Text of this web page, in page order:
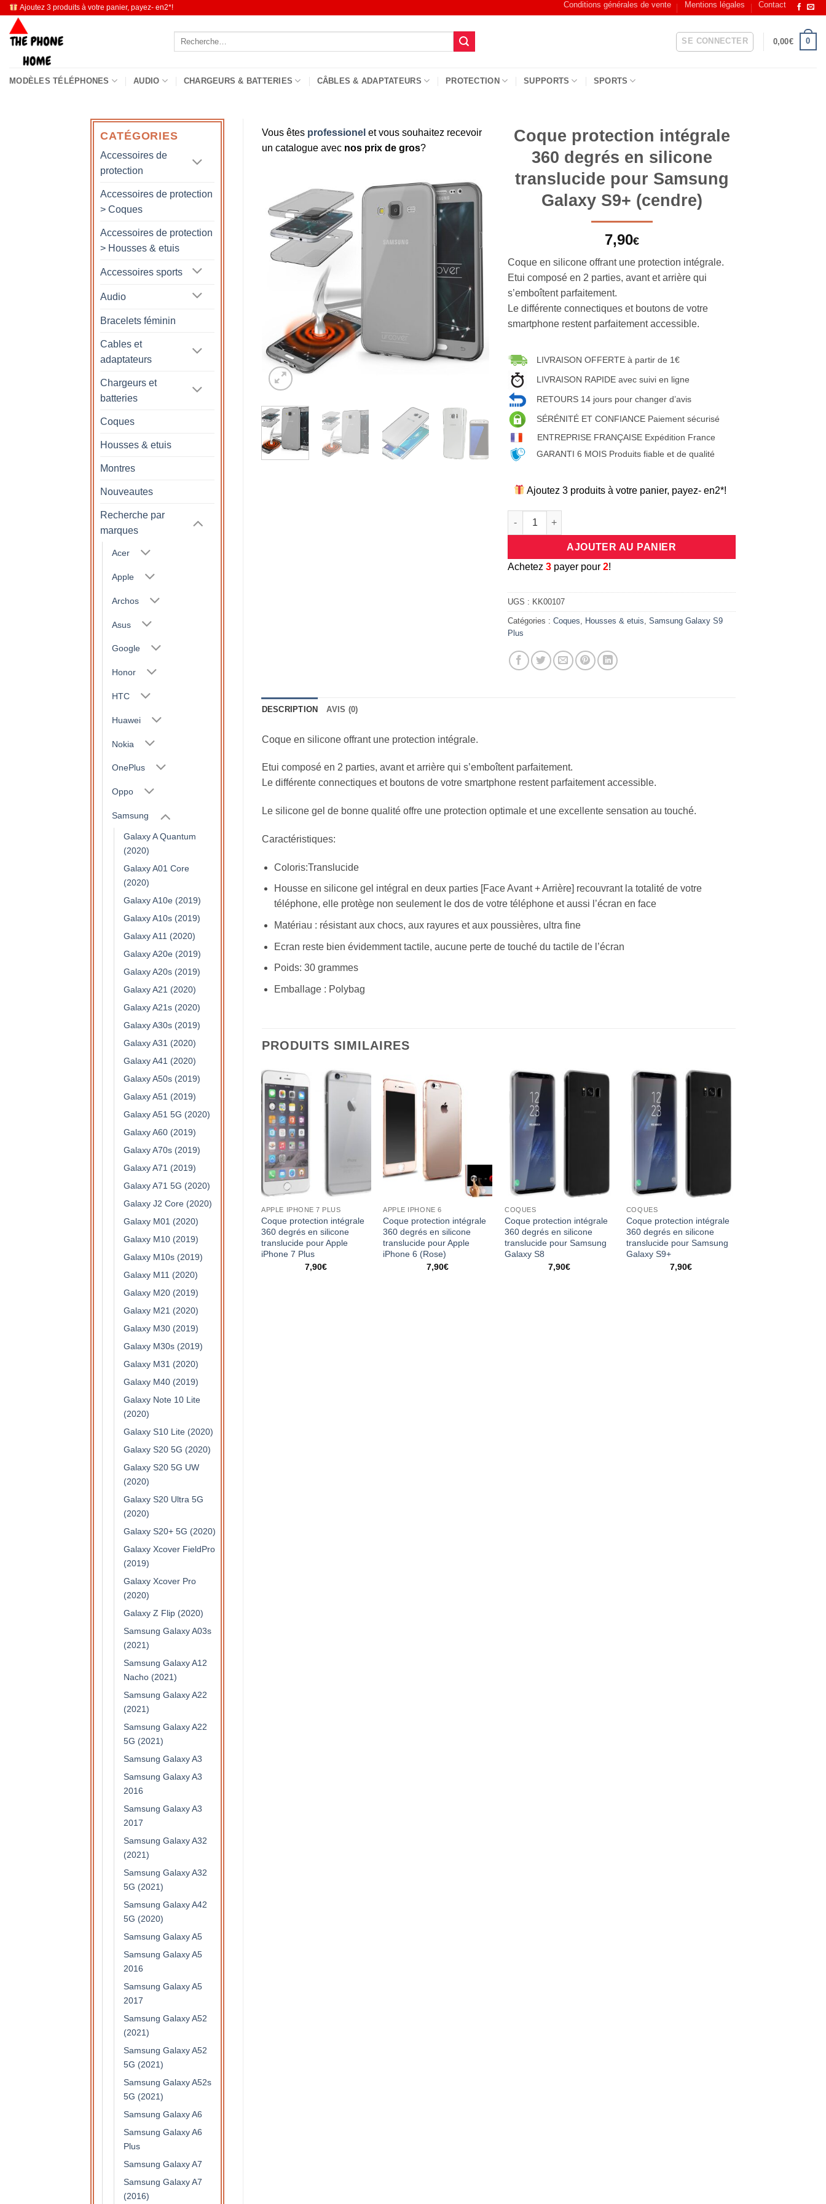
Passer
contenu
Ajoutez 3 produits à votre panier, payez- en2*! Conditions générales de vente Mentions légales Contact
Recherche
SE CONNECTER 0,00€ 0
MODÈLES TÉLÉPHONES AUDIO CHARGEURS & BATTERIES CÂBLES & ADAPTATEURS PROTECTION SUPPORTS SPORTS
CATÉGORIES
Accessoires de
protection
Accessoires de protection
> Coques
Accessoires de protection
> Housses & etuis
Accessoires sports
Audio
Bracelets féminin
Cables et
adaptateurs
Chargeurs et
batteries
Coques
Housses & etuis
Montres
Nouveautes
Recherche par
marques
Acer
Apple
Archos
Asus
Google
Honor
HTC
Huawei
Nokia
OnePlus
Oppo
Samsung
Galaxy A Quantum
(2020)
Galaxy A01 Core
(2020)
Galaxy A10e (2019)
Galaxy A10s (2019)
Galaxy A11 (2020)
Galaxy A20e (2019)
Galaxy A20s (2019)
Galaxy A21 (2020)
Galaxy A21s (2020)
Galaxy A30s (2019)
Galaxy A31 (2020)
Galaxy A41 (2020)
Galaxy A50s (2019)
Galaxy A51 (2019)
Galaxy A51 5G (2020)
Galaxy A60 (2019)
Galaxy A70s (2019)
Galaxy A71 (2019)
Galaxy A71 5G (2020)
Galaxy J2 Core (2020)
Galaxy M01 (2020)
Galaxy M10 (2019)
Galaxy M10s (2019)
Galaxy M11 (2020)
Galaxy M20 (2019)
Galaxy M21 (2020)
Galaxy M30 (2019)
Galaxy M30s (2019)
Galaxy M31 (2020)
Galaxy M40 (2019)
Galaxy Note 10 Lite
(2020)
Galaxy S10 Lite (2020)
Galaxy S20 5G (2020)
Galaxy S20 5G UW
(2020)
Galaxy S20 Ultra 5G
(2020)
Galaxy S20+ 5G (2020)
Galaxy Xcover FieldPro
(2019)
Galaxy Xcover Pro
(2020)
Galaxy Z Flip (2020)
Samsung Galaxy A03s
(2021)
Samsung Galaxy A12
Nacho (2021)
Samsung Galaxy A22
(2021)
Samsung Galaxy A22
5G (2021)
Samsung Galaxy A3
Samsung Galaxy A3
2016
Samsung Galaxy A3
2017
Samsung Galaxy A32
(2021)
Samsung Galaxy A32
5G (2021)
Samsung Galaxy A42
5G (2020)
Samsung Galaxy A5
Samsung Galaxy A5
2016
Samsung Galaxy A5
2017
Samsung Galaxy A52
(2021)
Samsung Galaxy A52
5G (2021)
Samsung Galaxy A52s
5G (2021)
Samsung Galaxy A6
Samsung Galaxy A6
Plus
Samsung Galaxy A7
Samsung Galaxy A7
(2016)
Vous êtes professionel et vous souhaitez recevoir
un catalogue avec nos prix de gros?
Coque protection intégrale
360 degrés en silicone
translucide pour Samsung
Galaxy S9+ (cendre)
7,90€
Coque en silicone offrant une protection intégrale.
Etui composé en 2 parties, avant et arrière qui
s’emboîtent parfaitement.
Le différente connectiques et boutons de votre
smartphone restent parfaitement accessible.
LIVRAISON OFFERTE à partir de 1€
LIVRAISON RAPIDE avec suivi en ligne
RETOURS 14 jours pour changer d’avis
SÉRÉNITÉ ET CONFIANCE Paiement sécurisé
ENTREPRISE FRANÇAISE Expédition France
GARANTI 6 MOIS Produits fiable et de qualité
Ajoutez 3 produits à votre panier, payez- en2*!
quantité de Coque protection intégrale 360 degrés en silicone translucide
AJOUTER AU PANIER
Achetez3 payer pour2!
UGS : KK00107
Catégories :Coques Housses & etuis ,Samsung Galaxy S9
Plus
DESCRIPTION AVIS (0)
Coque en silicone offrant une protection intégrale.
Etui composé en 2 parties, avant et arrière qui s’emboîtent parfaitement.
Le différente connectiques et boutons de votre smartphone restent parfaitement accessible.
Le silicone gel de bonne qualité offre une protection optimale et une excellente sensation au touché.
Caractéristiques:
Coloris:Translucide
Housse en silicone gel intégral en deux parties [Face Avant + Arrière] recouvrant la totalité de votre
téléphone, elle protège non seulement le dos de votre téléphone et aussi l’écran en face
Matériau : résistant aux chocs, aux rayures et aux poussières, ultra fine
Ecran reste bien évidemment tactile, aucune perte de touché du tactile de l’écran
Poids: 30 grammes
Emballage : Polybag
PRODUITS SIMILAIRES
APPLE IPHONE 7 PLUS
Coque protection intégrale
360 degrés en silicone
translucide pour Apple
iPhone 7 Plus
7,90€
APPLE IPHONE 6
Coque protection intégrale
360 degrés en silicone
translucide pour Apple
iPhone 6 (Rose)
7,90€
COQUES
Coque protection intégrale
360 degrés en silicone
translucide pour Samsung
Galaxy S8
7,90€
COQUES
Coque protection intégrale
360 degrés en silicone
translucide pour Samsung
Galaxy S9+
7,90€
COQUES
Coque protection intégrale
translucide pour Samsung
Galaxy S7 Edge